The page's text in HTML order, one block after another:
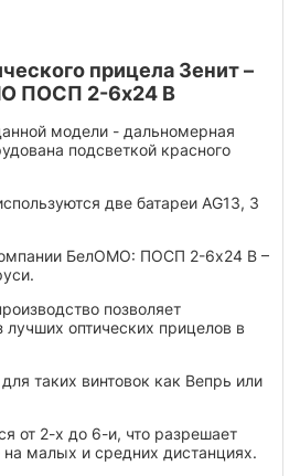
прицела Зенит –
ПОСП 2-6х24 В
модели - дальномерная
подсветкой красного
две батареи AG13, 3
БелОМО: ПОСП 2-6х24 В –
позволяет
лучших оптических прицелов в
таких винтовок как Вепрь или
от 2-х до 6-и, что разрешает
на малых и средних дистанциях.